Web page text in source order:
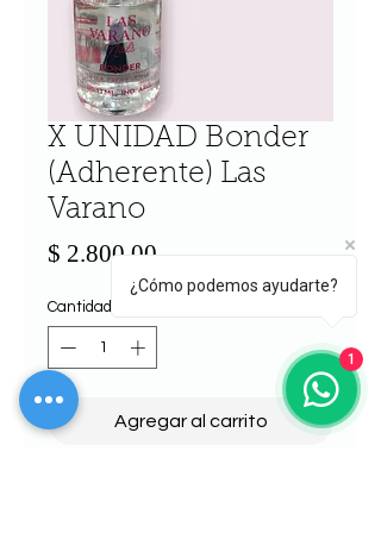
X UNIDAD Bonder
(Adherente) Las
Varano
$ 2.800,00
Cantidad
Agregar al carrito
¿Cómo podemos ayudarte?
1